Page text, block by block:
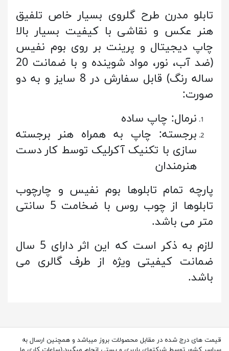
تابلو مدرن طرح گلروی بسیار خاص تلفیق
هنر عکس و نقاشی با کیفیت بسیار بالا
چاپ دیجیتال و پرینت بر روی بوم نفیس
(ضد آب، نور، مواد شوینده و با ضمانت 20
ساله رنگ) قابل سفارش در 8 سایز و به دو
صورت:
نرمال: چاپ ساده
برجسته: چاپ به همراه هنر برجسته
سازی با تکنیک آکرلیک توسط کار دست
هنرمندان
پارچه تمام تابلوها بوم نفیس و چارچوب
تابلوها از چوب روس با ضخامت 5 سانتی
متر می باشد.
لازم به ذکر است که این اثر دارای 5 سال
ضمانت کیفیتی ویژه از طرف گالری می
باشد.
قیمت های درج شده در مقابل محصولات بروز میباشد و همچنین ارسال به